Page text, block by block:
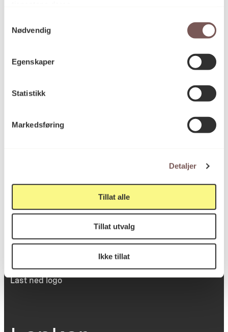
Nødvendig
Egenskaper
Statistikk
Markedsføring
Detaljer
Tillat alle
Tillat utvalg
Ikke tillat
inngang Løkkeveien,
Viktig info
Utbetaling og fakturering
Personvernerklæring
Dokumentasjonsskjema
Last ned logo